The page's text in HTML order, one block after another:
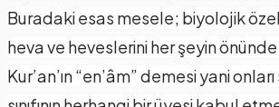
Buradaki esas mesele; biyolojik
heva ve heveslerini her şeyin
Kur’an’ın “en’âm” demesi yani